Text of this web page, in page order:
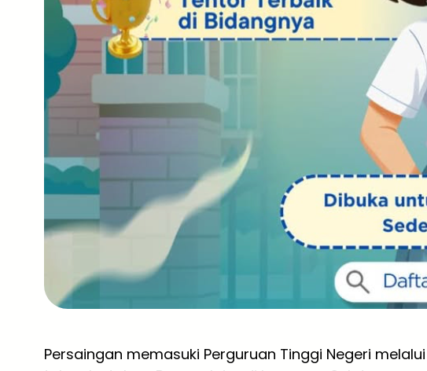
Persaingan memasuki Perguruan Tinggi Negeri